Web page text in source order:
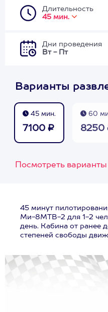
Длительность
45 мин.
Дни проведения
Вт - Пт
Варианты
45 мин.
7100 ₽
60
8250
Посмотреть
45 минут
Ми-8МТВ-2 для 1-2
день. Кабина от ранее
степеней свободы